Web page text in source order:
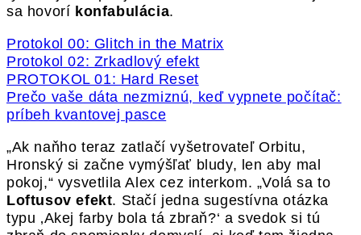
sa hovorí konfabulácia.
Protokol 00: Glitch in the Matrix
Protokol 02: Zrkadlový efekt
PROTOKOL 01: Hard Reset
Prečo vaše dáta nezmiznú, keď vypnete počítač:
príbeh kvantovej pasce
„Ak naňho teraz zatlačí vyšetrovateľ Orbitu,
Hronský si začne vymýšľať bludy, len aby mal
pokoj,“ vysvetlila Alex cez interkom. „Volá sa to
Loftusov efekt. Stačí jedna sugestívna otázka
typu ‚Akej farby bola tá zbraň?‘ a svedok si tú